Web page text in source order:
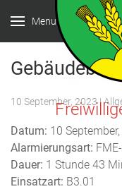
Menu
Gebäudebrand
10 September, 2023|
Datum: 10
Alarmierungsart:
Dauer: 1 Stunde 43
Einsatzart: B3.01